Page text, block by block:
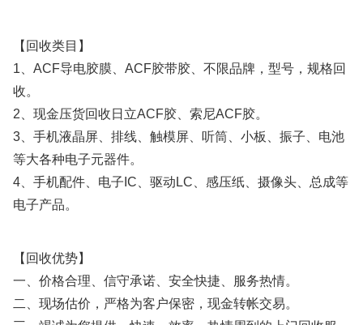
【回收类目】
1、ACF导电胶膜、ACF胶带胶、不限品牌，型号，规格回
收。
2、现金压货回收日立ACF胶、索尼ACF胶。
3、手机液晶屏、排线、触模屏、听筒、小板、振子、电池
等大各种电子元器件。
4、手机配件、电子IC、驱动LC、感压纸、摄像头、总成等
电子产品。
【回收优势】
一、价格合理、信守承诺、安全快捷、服务热情。
二、现场估价，严格为客户保密，现金转帐交易。